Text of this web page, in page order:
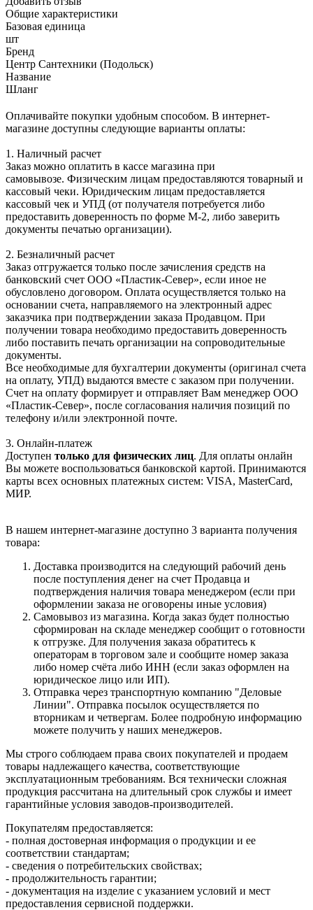
Общие характеристики
Базовая единица
шт
Бренд
Центр Сантехники (Подольск)
Название
Шланг
Оплачивайте покупки удобным способом. В интернет-
магазине доступны следующие варианты оплаты:
1. Наличный расчет
Заказ можно оплатить в кассе магазина при
самовывозе. Физическим лицам предоставляются товарный и
кассовый чеки. Юридическим лицам предоставляется
кассовый чек и УПД (от получателя потребуется либо
предоставить доверенность по форме М-2, либо заверить
документы печатью организации).
2. Безналичный расчет
Заказ отгружается только после зачисления средств на
банковский счет ООО «Пластик-Север», если иное не
обусловлено договором. Оплата осуществляется только на
основании счета, направляемого на электронный адрес
заказчика при подтверждении заказа Продавцом. При
получении товара необходимо предоставить доверенность
либо поставить печать организации на сопроводительные
документы.
Все необходимые для бухгалтерии документы (оригинал счета
на оплату, УПД) выдаются вместе с заказом при получении.
Счет на оплату формирует и отправляет Вам менеджер ООО
«Пластик-Север», после согласования наличия позиций по
телефону и/или электронной почте.
3. Онлайн-платеж
Доступен только для физических лиц. Для оплаты онлайн
Вы можете воспользоваться банковской картой. Принимаются
карты всех основных платежных систем: VISA, MasterCard,
МИР.
В нашем интернет-магазине доступно 3 варианта получения
товара:
Доставка производится на следующий рабочий день
после поступления денег на счет Продавца и
подтверждения наличия товара менеджером (если при
оформлении заказа не оговорены иные условия)
Самовывоз из магазина. Когда заказ будет полностью
сформирован на складе менеджер сообщит о готовности
к отгрузке. Для получения заказа обратитесь к
операторам в торговом зале и сообщите номер заказа
либо номер счёта либо ИНН (если заказ оформлен на
юридическое лицо или ИП).
Отправка через транспортную компанию "Деловые
Линии". Отправка посылок осуществляется по
вторникам и четвергам. Более подробную информацию
можете получить у наших менеджеров.
Мы строго соблюдаем права своих покупателей и продаем
товары надлежащего качества, соответствующие
эксплуатационным требованиям. Вся технически сложная
продукция рассчитана на длительный срок службы и имеет
гарантийные условия заводов-производителей.
Покупателям предоставляется:
- полная достоверная информация о продукции и ее
соответствии стандартам;
- сведения о потребительских свойствах;
- продолжительность гарантии;
- документация на изделие с указанием условий и мест
предоставления сервисной поддержки.